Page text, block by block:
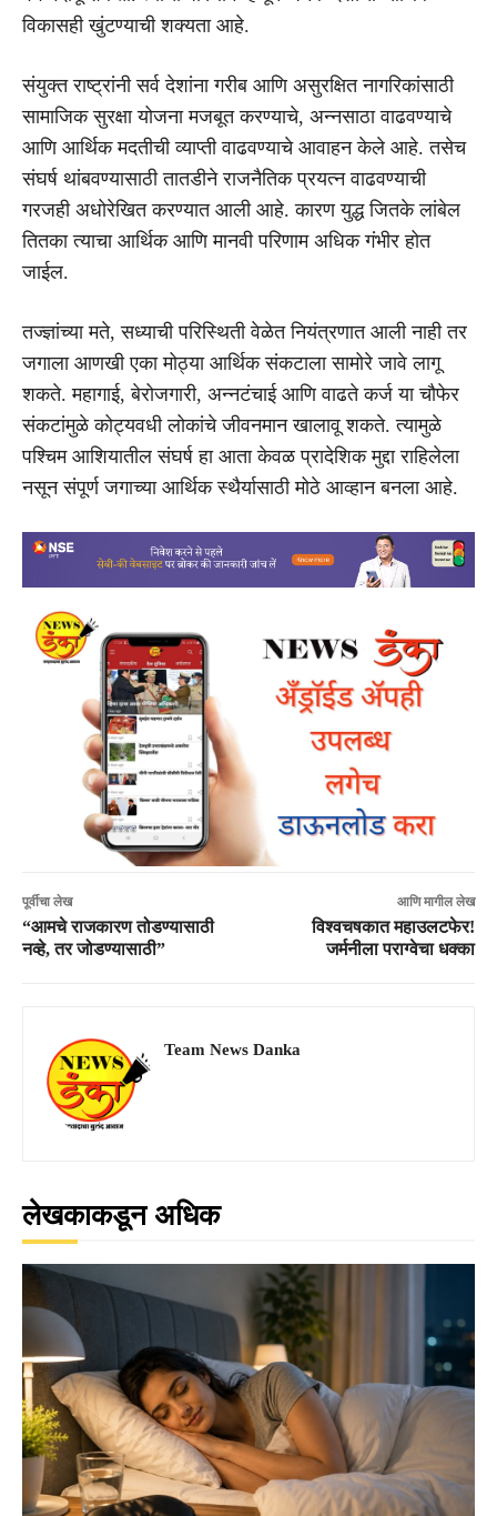
विकासही खुंटण्याची शक्यता आहे.
संयुक्त राष्ट्रांनी सर्व देशांना गरीब आणि असुरक्षित नागरिकांसाठी
सामाजिक सुरक्षा योजना मजबूत करण्याचे, अन्नसाठा वाढवण्याचे
आणि आर्थिक मदतीची व्याप्ती वाढवण्याचे आवाहन केले आहे. तसेच
संघर्ष थांबवण्यासाठी तातडीने राजनैतिक प्रयत्न वाढवण्याची
गरजही अधोरेखित करण्यात आली आहे. कारण युद्ध जितके लांबेल
तितका त्याचा आर्थिक आणि मानवी परिणाम अधिक गंभीर होत
जाईल.
तज्ज्ञांच्या मते, सध्याची परिस्थिती वेळेत नियंत्रणात आली नाही तर
जगाला आणखी एका मोठ्या आर्थिक संकटाला सामोरे जावे लागू
शकते. महागाई, बेरोजगारी, अन्नटंचाई आणि वाढते कर्ज या चौफेर
संकटांमुळे कोट्यवधी लोकांचे जीवनमान खालावू शकते. त्यामुळे
पश्चिम आशियातील संघर्ष हा आता केवळ प्रादेशिक मुद्दा राहिलेला
नसून संपूर्ण जगाच्या आर्थिक स्थैर्यासाठी मोठे आव्हान बनला आहे.
पूर्वीचा लेख
“आमचे राजकारण तोडण्यासाठी
नव्हे, तर जोडण्यासाठी”
आणि मागील लेख
विश्वचषकात महाउलटफेर!
जर्मनीला पराग्वेचा धक्का
Team News Danka
लेखकाकडून अधिक